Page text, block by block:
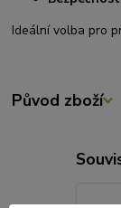
Ideální volba pro
Původ zboží